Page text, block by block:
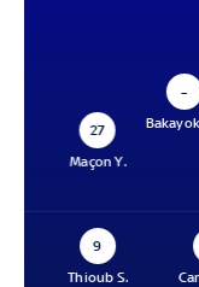
27
Maçon Y.
–
9
Thioub S.